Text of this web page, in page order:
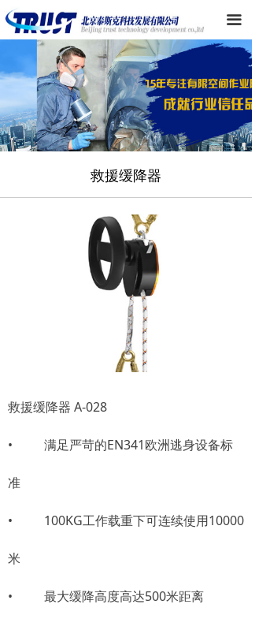
끀
首页
品牌代理
技术支持
公司简介
救援缓降器
救援缓降器 A-028
• 满足严苛的EN341欧洲逃身设备标
准
• 100KG工作载重下可连续使用10000
米
• 最大缓降高度高达500米距离